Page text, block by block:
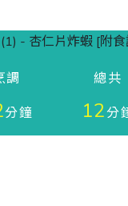
調
分鐘
總共
12分